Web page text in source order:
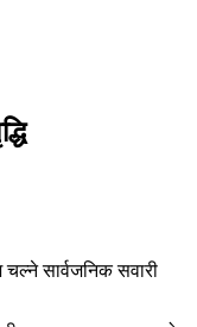
सार्वजनिक सवारी